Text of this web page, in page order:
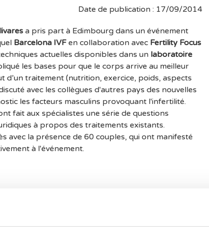
Date de publication : 17/09/2014
a pris part à Edimbourg dans un événement
Barcelona IVF en collaboration avec Fertility Focus
actuelles disponibles dans un laboratoire
les bases pour que le corps arrive au meilleur
d’un traitement (nutrition, exercice, poids, aspects
avec les collègues d'autres pays des nouvelles
les facteurs masculins provoquant l'infertilité.
fait aux spécialistes une série de questions
à propos des traitements existants.
avec la présence de 60 couples, qui ont manifesté
à l'événement.
courriers et nous ne